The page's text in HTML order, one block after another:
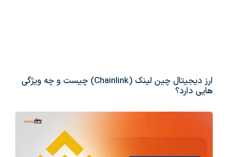
ارز دیجیتال چین لینک (Chainlink) چیست و چه ویژگی
هایی دارد؟